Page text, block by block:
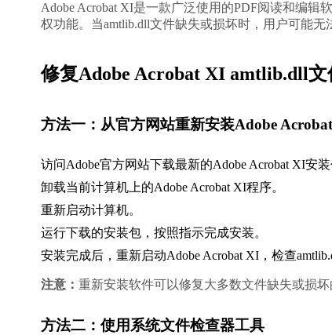
Adobe Acrobat XI是一款广泛使用的PDF阅读和编
权功能。当amtlib.dll文件缺失或损坏时，用户可能无
修复Adobe Acrobat XI amtlib.dll
方法一：从官方网站重新安装Adobe
访问Adobe官方网站下载最新的Adobe Acrobat XI安装
卸载当前计算机上的Adobe Acrobat XI程序。
重新启动计算机。
运行下载的安装包，按照指示完成安装。
安装完成后，重新启动Adobe Acrobat XI，检查
注意： 重新安装软件可以修复大多数文件缺失或损
方法二：使用系统文件检查器工具